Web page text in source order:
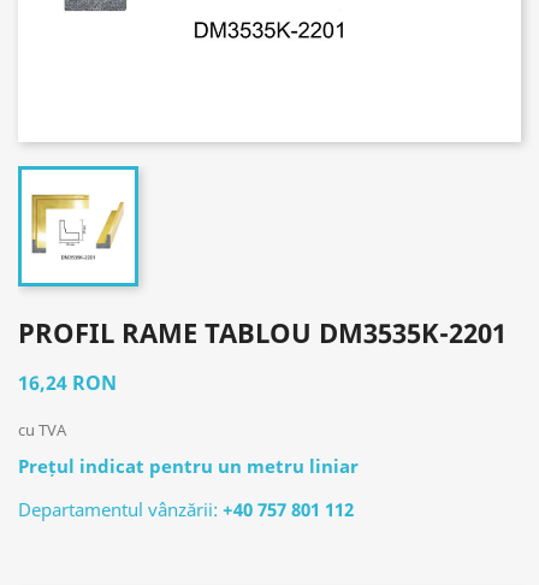
PROFIL RAME TABLOU DM3535K-2201
16,24 RON
cu TVA
Prețul indicat pentru un metru liniar
Departamentul vânzării: +40 757 801 112